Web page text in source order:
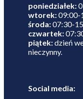
poniedziałek:
wtorek:09:00-
środa:07:30-
czwartek:
piątek:dzień
nieczynny.
Social media: